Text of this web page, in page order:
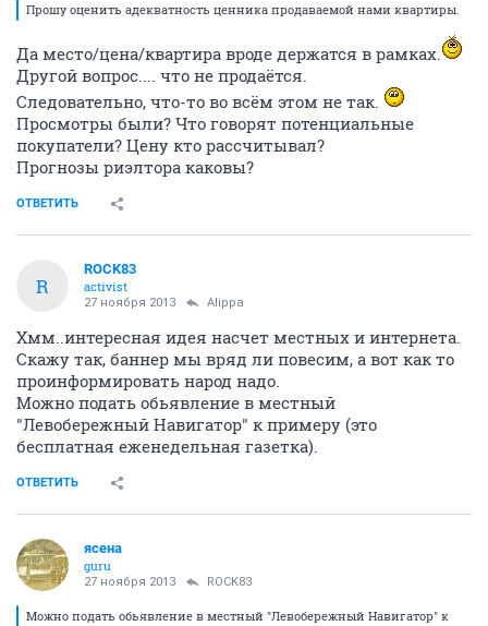
Прошу оценить адекватность ценника продаваемой нами квартиры.
Да место/цена/квартира вроде держатся в рамках.
Другой вопрос.... что не продаётся.
Следовательно, что-то во всём этом не так.
Просмотры были? Что говорят потенциальные
покупатели? Цену кто рассчитывал?
Прогнозы риэлтора каковы?
ОТВЕТИТЬ
R
ROCK83
activist
27 ноября 2013 Alippa
Хмм..интересная идея насчет местных и интернета.
Скажу так, баннер мы вряд ли повесим, а вот как то
проинформировать народ надо.
Можно подать обьявление в местный
"Левобережный Навигатор" к примеру (это
бесплатная еженедельная газетка).
ОТВЕТИТЬ
ясена
guru
27 ноября 2013 ROCK83
Можно подать обьявление в местный "Левобережный Навигатор" к